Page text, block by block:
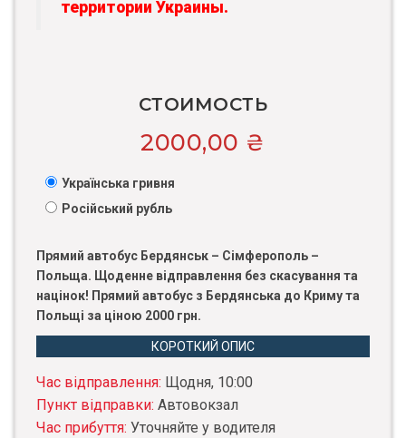
территории Украины.
СТОИМОСТЬ
2000,00 ₴
Українська гривня
Російський рубль
Прямий автобус Бердянськ – Сімферополь –
Польща. Щоденне відправлення без скасування та
націнок! Прямий автобус з Бердянська до Криму та
Польщі за ціною 2000 грн.
КОРОТКИЙ ОПИС
Час відправлення: Щодня, 10:00
Пункт відправки: Автовокзал
Час прибуття: Уточняйте у водителя